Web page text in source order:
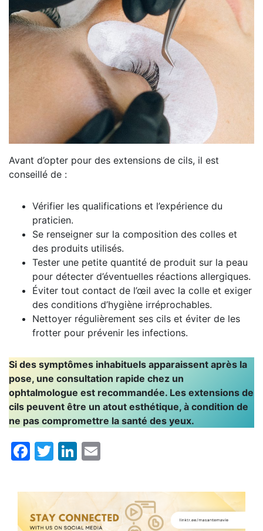
Avant d’opter pour des extensions de cils, il est
conseillé de :
Vérifier les qualifications et l’expérience du
praticien.
Se renseigner sur la composition des colles et
des produits utilisés.
Tester une petite quantité de produit sur la peau
pour détecter d’éventuelles réactions allergiques.
Éviter tout contact de l’œil avec la colle et exiger
des conditions d’hygiène irréprochables.
Nettoyer régulièrement ses cils et éviter de les
frotter pour prévenir les infections.
Si des symptômes inhabituels apparaissent après la
pose, une consultation rapide chez un
ophtalmologue est recommandée. Les extensions de
cils peuvent être un atout esthétique, à condition de
ne pas compromettre la santé des yeux.
Facebook
TwitterLinkedIn